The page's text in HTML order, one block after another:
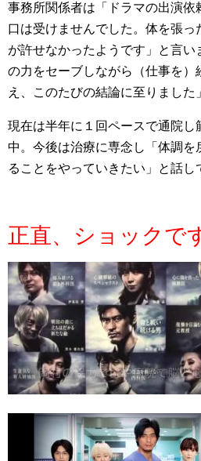
事務所関係者は「ドラマの出演依
口は受けませんでした。体を張
が許せなかったようです」と言い
の力をセーブしながら（仕事を）
え、このたびの結論に至りました
現在は半年に１回ペースで通院し
中。今後は治療に専念し「体調を
ることをやっていきたい」と話し
正直、ショックで